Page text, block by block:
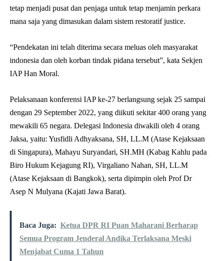
tetap menjadi pusat dan penjaga untuk tetap menjamin perkara
mana saja yang dimasukan dalam sistem restoratif justice.
“Pendekatan ini telah diterima secara meluas oleh masyarakat
indonesia dan oleh korban tindak pidana tersebut”, kata Sekjen
IAP Han Moral.
Pelaksanaan konferensi IAP ke-27 berlangsung sejak 25 sampai
dengan 29 September 2022, yang diikuti sekitar 400 orang yang
mewakili 65 negara. Delegasi Indonesia diwakili oleh 4 orang
Jaksa, yaitu: Yusfidli Adhyaksana, SH, LL.M (Atase Kejaksaan
di Singapura), Mahayu Suryandari, SH.MH (Kabag Kahlu pada
Biro Hukum Kejagung RI), Virgaliano Nahan, SH, LL.M
(Atase Kejaksaan di Bangkok), serta dipimpin oleh Prof Dr
Asep N Mulyana (Kajati Jawa Barat).
Baca Juga: Ketua DPR RI Puan Maharani Berharap
Semua Program Jenderal Andika Terlaksana Meski
Menjabat Cuma 1 Tahun